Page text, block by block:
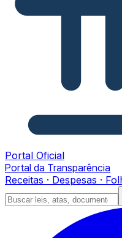
Portal Oficial
Portal da Transparência
Receitas · Despesas ·